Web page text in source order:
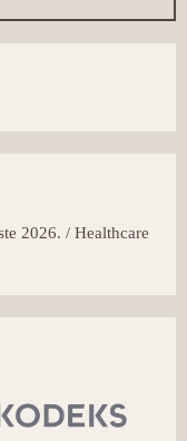
2026. / Healthcare